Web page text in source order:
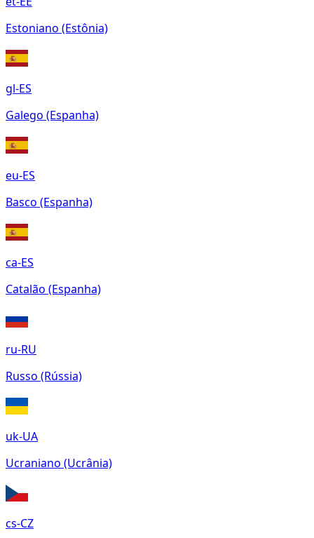
Estoniano (Estônia)
gl-ES
Galego (Espanha)
eu-ES
Basco (Espanha)
ca-ES
Catalão (Espanha)
ru-RU
Russo (Rússia)
uk-UA
Ucraniano (Ucrânia)
cs-CZ